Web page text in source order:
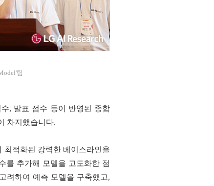
팀
, 발표 점수 등이 반영된 종합
차지했습니다.
최적화된 강력한 베이스라인을
를 추가해 모델을 고도화한 점
려하여 예측 모델을 구축했고,